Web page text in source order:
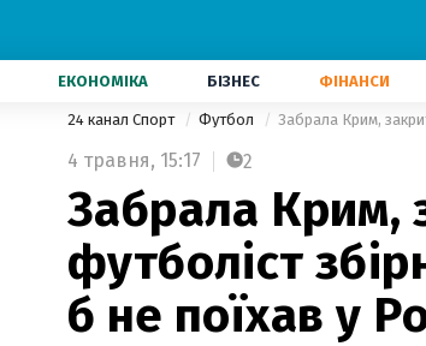
ЕКОНОМІКА БІЗНЕС ФІНАНСИ
24 канал Спорт Футбол Забрала Крим,
4 травня, 15:17 2
Забрала Крим,
футболіст
б не поїхав у